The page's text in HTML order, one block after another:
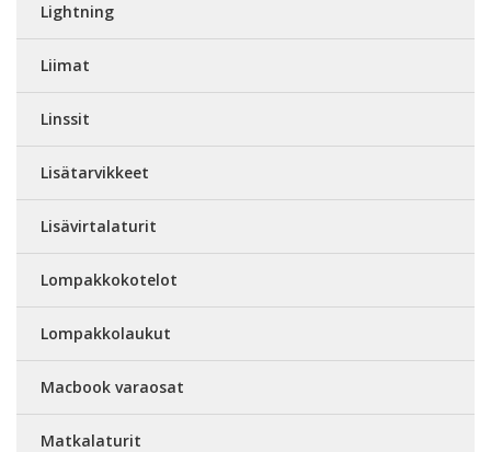
Lightning
Liimat
Linssit
Lisätarvikkeet
Lisävirtalaturit
Lompakkokotelot
Lompakkolaukut
Macbook varaosat
Matkalaturit